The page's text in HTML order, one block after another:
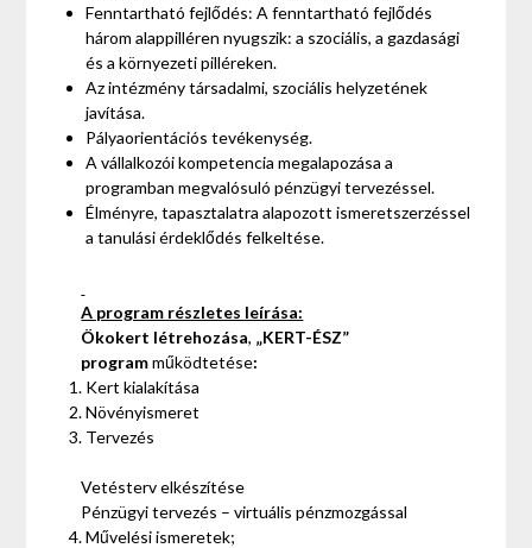
Fenntartható fejlődés: A fenntartható fejlődés
három alappilléren nyugszik: a szociális, a gazdasági
és a környezeti pilléreken.
Az intézmény társadalmi, szociális helyzetének
javítása.
Pályaorientációs tevékenység.
A vállalkozói kompetencia megalapozása a
programban megvalósuló pénzügyi tervezéssel.
Élményre, tapasztalatra alapozott ismeretszerzéssel
a tanulási érdeklődés felkeltése.
A program részletes leírása:
Ökokert létrehozása, „KERT-ÉSZ”
programműködtetése:
Kert kialakítása
Növényismeret
Tervezés
Vetésterv elkészítése
Pénzügyi tervezés – virtuális pénzmozgással
Művelési ismeretek;